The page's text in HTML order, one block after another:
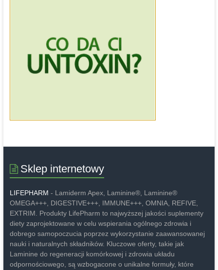
Sklep internetowy
LIFEPHARM - Lamiderm Apex, Laminine®, Laminine®
OMEGA+++, DIGESTIVE+++, IMMUNE+++, OMNIA, REFIVE,
EXTRIM. Produkty LifePharm to najwyższej jakości suplementy
diety zaprojektowane w celu wspierania ogólnego zdrowia i
dobrego samopoczucia poprzez wykorzystanie zaawansowanej
nauki i naturalnych składników. Kluczowe oferty, takie jak
Laminine do regeneracji komórkowej i zdrowia układu
odpornościowego, są wzbogacone o unikalne formuły, które